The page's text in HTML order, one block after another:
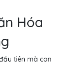
Hóa
tiên mà con